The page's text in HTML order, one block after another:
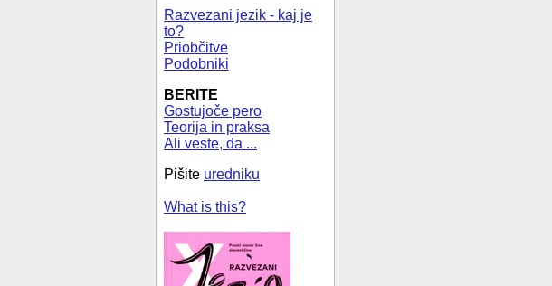
Razvezani jezik - kaj je
to?
Priobčitve
Podobniki
BERITE
Gostujoče pero
Teorija in praksa
Ali veste, da ...
Pišite uredniku
What is this?